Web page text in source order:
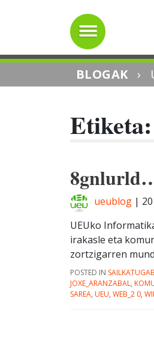
BLOGAK ›
ueublog |
UEUko
irakasle eta
zortzigarren
POSTED IN
JOXE_ARANZABAL,
SAREA, UEU, WEB_2 0,